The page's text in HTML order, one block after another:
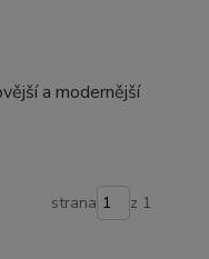
a modernější
strana z 1